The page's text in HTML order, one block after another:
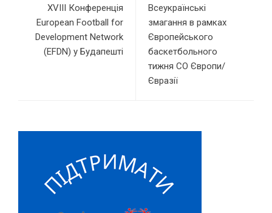
XVIII Конференція
European Football for
Development Network
(EFDN) у Будапешті
Всеукраїнські
змагання в рамках
Європейського
баскетбольного
тижня СО Європи/
Євразії